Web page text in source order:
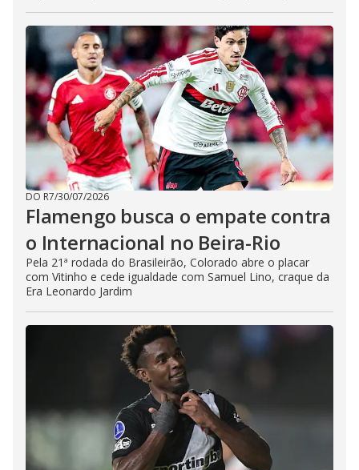
DO R7/30/07/2026
Flamengo busca o empate contra
o Internacional no Beira-Rio
Pela 21ª rodada do Brasileirão, Colorado abre o placar
com Vitinho e cede igualdade com Samuel Lino, craque da
Era Leonardo Jardim